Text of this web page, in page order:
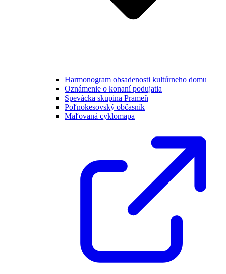
Harmonogram obsadenosti kultúrneho domu
Oznámenie o konaní podujatia
Spevácka skupina Prameň
Poľnokesovský občasník
Maľovaná cyklomapa